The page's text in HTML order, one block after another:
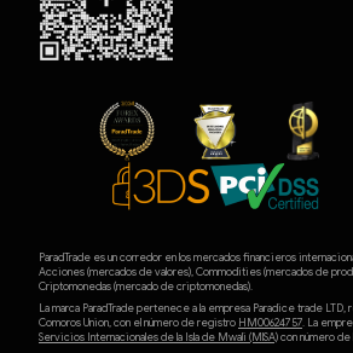
ParadTrade es un corredor en los mercados financieros
Acciones (mercados de valores), Commodities (mercados de
Criptomonedas (mercado de criptomonedas).
La marca ParadTrade pertenece a la empresa Paradice trade LTD,
Comoros Union, con el número de registro HM00624757. La
Servicios Internacionales de la Isla de Mwali (MlSA)con número